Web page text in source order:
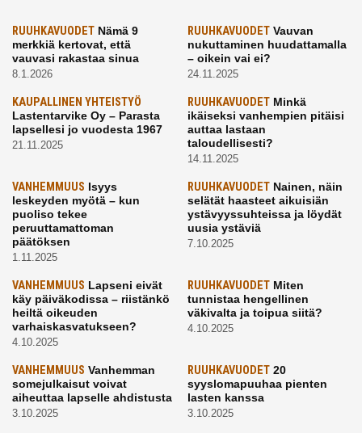
RUUHKAVUODET Nämä 9
merkkiä kertovat, että
vauvasi rakastaa sinua
8.1.2026
RUUHKAVUODETVauvan
nukuttaminen huudattamalla
– oikein vai ei?
24.11.2025
KAUPALLINEN YHTEISTYÖ
Lastentarvike Oy – Parasta
lapsellesi jo vuodesta 1967
21.11.2025
RUUHKAVUODETMinkä
ikäiseksi vanhempien pitäisi
auttaa lastaan
taloudellisesti?
14.11.2025
VANHEMMUUS Isyys
leskeyden myötä – kun
puoliso tekee
peruuttamattoman
päätöksen
1.11.2025
RUUHKAVUODETNainen, näin
selätät haasteet aikuisiän
ystävyyssuhteissa ja löydät
uusia ystäviä
7.10.2025
VANHEMMUUS Lapseni eivät
käy päiväkodissa – riistänkö
heiltä oikeuden
varhaiskasvatukseen?
4.10.2025
RUUHKAVUODETMiten
tunnistaa hengellinen
väkivalta ja toipua siitä?
4.10.2025
VANHEMMUUS Vanhemman
somejulkaisut voivat
aiheuttaa lapselle ahdistusta
3.10.2025
RUUHKAVUODET20
syyslomapuuhaa pienten
lasten kanssa
3.10.2025